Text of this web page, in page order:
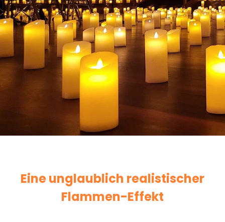
Eine unglaublich realistischer
Flammen-Effekt